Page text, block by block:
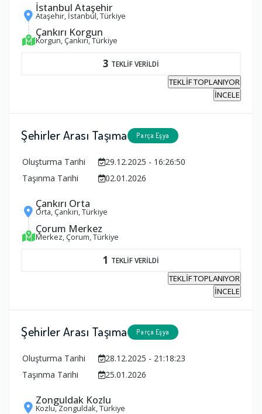
İstanbul Ataşehir
Ataşehir, İstanbul, Türkiye
Çankırı Korgun
Korgun, Çankırı, Türkiye
3 TEKLİF VERİLDİ
TEKLİF TOPLANIYOR
İNCELE
Şehirler Arası Taşıma Parça Eşya
Oluşturma Tarihi
29.12.2025 - 16:26:50
Taşınma Tarihi
02.01.2026
Çankırı Orta
Orta, Çankırı, Türkiye
Çorum Merkez
Merkez, Çorum, Türkiye
1 TEKLİF VERİLDİ
TEKLİF TOPLANIYOR
İNCELE
Şehirler Arası Taşıma Parça Eşya
Oluşturma Tarihi
28.12.2025 - 21:18:23
Taşınma Tarihi
25.01.2026
Zonguldak Kozlu
Kozlu, Zonguldak, Türkiye